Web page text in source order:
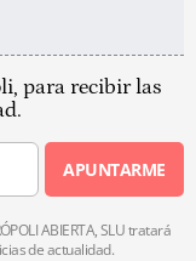
para recibir las
APUNTARME
ABIERTA, SLU tratará
de actualidad.